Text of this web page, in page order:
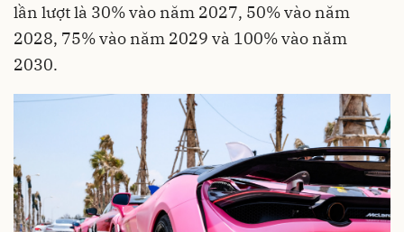
lần lượt là 30% vào năm 2027, 50% vào năm
2028, 75% vào năm 2029 và 100% vào năm
2030.